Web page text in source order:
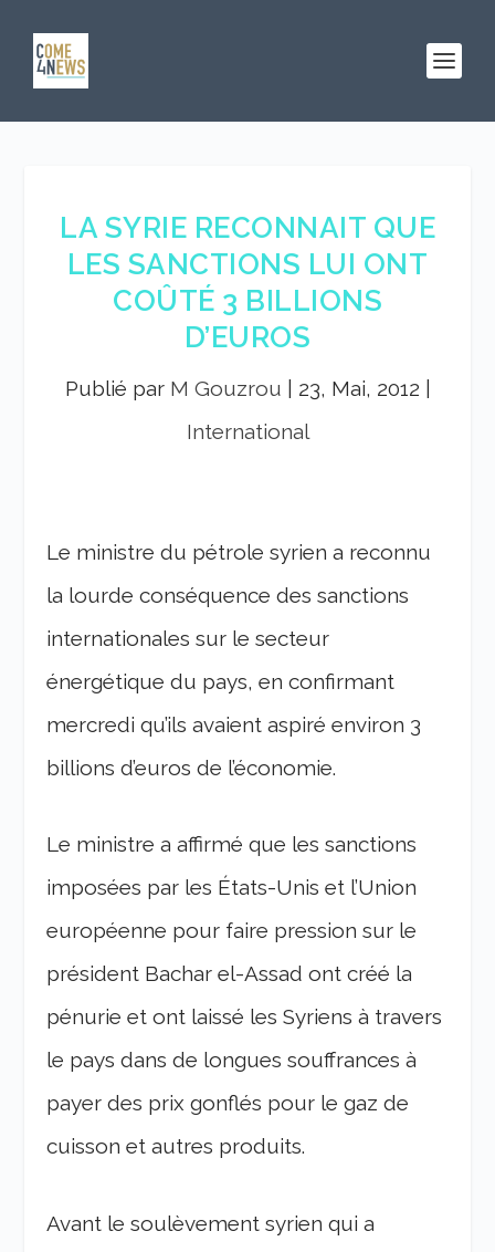
LA SYRIE RECONNAIT QUE
LES SANCTIONS LUI ONT
COÛTÉ 3 BILLIONS
D’EUROS
Publié par M Gouzrou 23, Mai, 2012
International
Le ministre du pétrole syrien a reconnu
la lourde conséquence des sanctions
internationales sur le secteur
énergétique du pays, en confirmant
mercredi qu’ils avaient aspiré environ 3
billions d’euros de l’économie.
Le ministre a affirmé que les sanctions
imposées par les États-Unis et l’Union
européenne pour faire pression sur le
président Bachar el-Assad ont créé la
pénurie et ont laissé les Syriens à travers
le pays dans de longues souffrances à
payer des prix gonflés pour le gaz de
cuisson et autres produits.
Avant le soulèvement syrien qui a